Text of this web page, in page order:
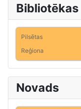
Bibliotēkas
Pilsētas
Reģiona
Novads